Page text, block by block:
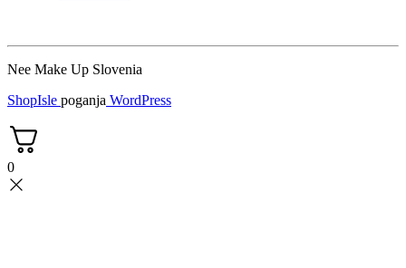
Nee Make Up Slovenia
ShopIsle poganja WordPress
0